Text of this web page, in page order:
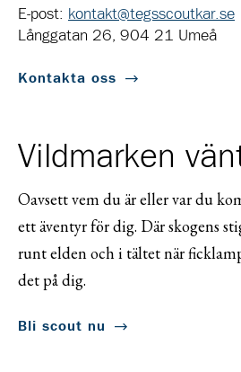
E-post: kontakt@tegsscoutkar.se
Långgatan 26, 904 21 Umeå
Kontakta oss
Vildmarken
Oavsett vem du är eller var du
ett äventyr för dig. Där skogens
runt elden och i tältet när
det på dig.
Bli scout nu